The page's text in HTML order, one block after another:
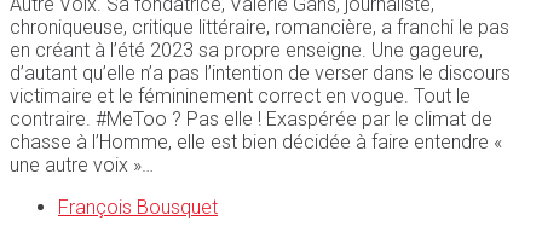
Autre Voix. Sa fondatrice, Valérie Gans, journaliste,
chroniqueuse, critique littéraire, romancière, a franchi le pas
en créant à l’été 2023 sa propre enseigne. Une gageure,
d’autant qu’elle n’a pas l’intention de verser dans le discours
victimaire et le fémininement correct en vogue. Tout le
contraire. #MeToo ? Pas elle ! Exaspérée par le climat de
chasse à l’Homme, elle est bien décidée à faire entendre «
une autre voix »…
François Bousquet